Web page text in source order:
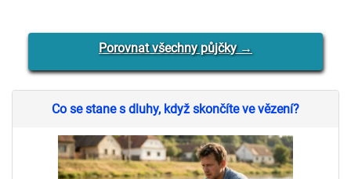
Porovnat všechny půjčky →
Co se stane s dluhy, když skončíte ve vězení?